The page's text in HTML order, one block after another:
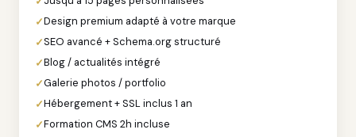
Design premium adapté à votre marque
SEO avancé + Schema.org structuré
Blog / actualités intégré
Galerie photos / portfolio
Hébergement + SSL inclus 1 an
Formation CMS 2h incluse